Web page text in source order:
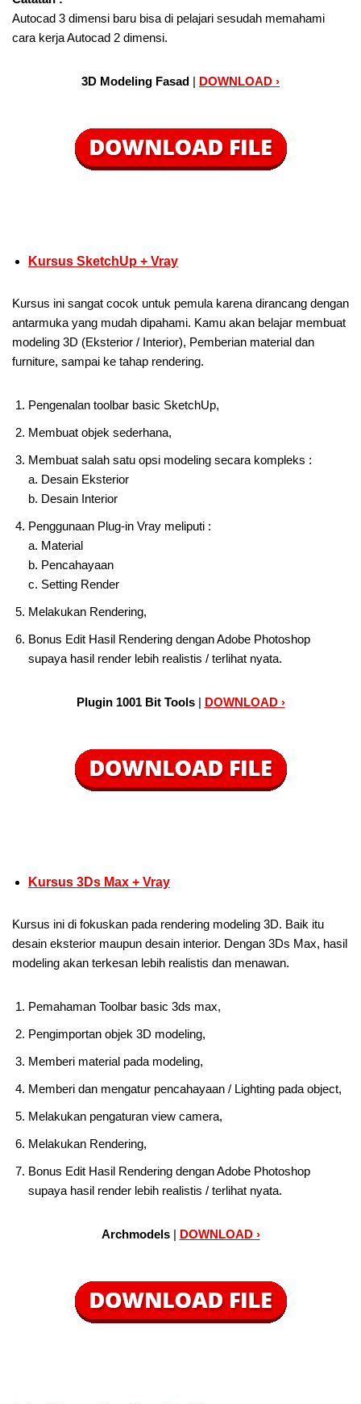
Autocad 3 dimensi baru bisa di pelajari sesudah memahami
cara kerja Autocad 2 dimensi.
3D Modeling Fasad | DOWNLOAD ›
Kursus SketchUp + Vray
Kursus ini sangat cocok untuk pemula karena dirancang dengan
antarmuka yang mudah dipahami. Kamu akan belajar membuat
modeling 3D (Eksterior / Interior), Pemberian material dan
furniture, sampai ke tahap rendering.
Pengenalan toolbar basic SketchUp,
Membuat objek sederhana,
Membuat salah satu opsi modeling secara kompleks :
a. Desain Eksterior
b. Desain Interior
Penggunaan Plug-in Vray meliputi :
a. Material
b. Pencahayaan
c. Setting Render
Melakukan Rendering,
Bonus Edit Hasil Rendering dengan Adobe Photoshop
supaya hasil render lebih realistis / terlihat nyata.
Plugin 1001 Bit Tools | DOWNLOAD ›
Kursus 3Ds Max + Vray
Kursus ini di fokuskan pada rendering modeling 3D. Baik itu
desain eksterior maupun desain interior. Dengan 3Ds Max, hasil
modeling akan terkesan lebih realistis dan menawan.
Pemahaman Toolbar basic 3ds max,
Pengimportan objek 3D modeling,
Memberi material pada modeling,
Memberi dan mengatur pencahayaan / Lighting pada object,
Melakukan pengaturan view camera,
Melakukan Rendering,
Bonus Edit Hasil Rendering dengan Adobe Photoshop
supaya hasil render lebih realistis / terlihat nyata.
Archmodels | DOWNLOAD ›